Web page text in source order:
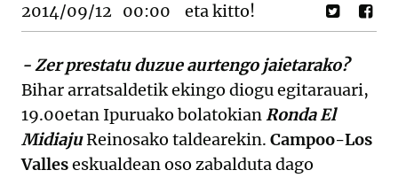
2014/09/12 00:00 eta kitto!
- Zer prestatu duzue aurtengo jaietarako?
Bihar arratsaldetik ekingo diogu egitarauari,
19.00etan Ipuruako bolatokianRonda El
MidiajuReinosako taldearekin. Campoo-Los
Valleseskualdean oso zabalduta dago